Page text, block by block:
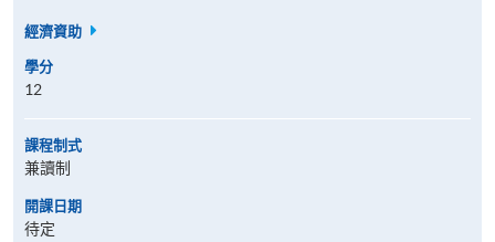
經濟資助
學分
12
課程制式
兼讀制
開課日期
待定